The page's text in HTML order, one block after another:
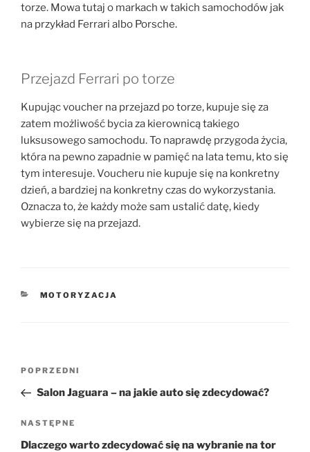
torze. Mowa tutaj o markach w takich samochodów jak
na przykład Ferrari albo Porsche.
Przejazd Ferrari po torze
Kupując voucher na przejazd po torze, kupuje się za
zatem możliwość bycia za kierownicą takiego
luksusowego samochodu. To naprawdę przygoda życia,
która na pewno zapadnie w pamięć na lata temu, kto się
tym interesuje. Voucheru nie kupuje się na konkretny
dzień, a bardziej na konkretny czas do wykorzystania.
Oznacza to, że każdy może sam ustalić datę, kiedy
wybierze się na przejazd.
KATEGORIE
MOTORYZACJA
Nawigacja
Poprzedni
wpis
POPRZEDNI
Salon Jaguara – na jakie auto się zdecydować?
Następny
wpis
NASTĘPNE
Dlaczego warto zdecydować się na wybranie na tor